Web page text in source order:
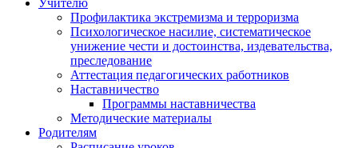
Учителю
Профилактика экстремизма и терроризма
Психологическое насилие, систематическое
унижение чести и достоинства, издевательства,
преследование
Аттестация педагогических работников
Наставничество
Программы наставничества
Методические материалы
Родителям